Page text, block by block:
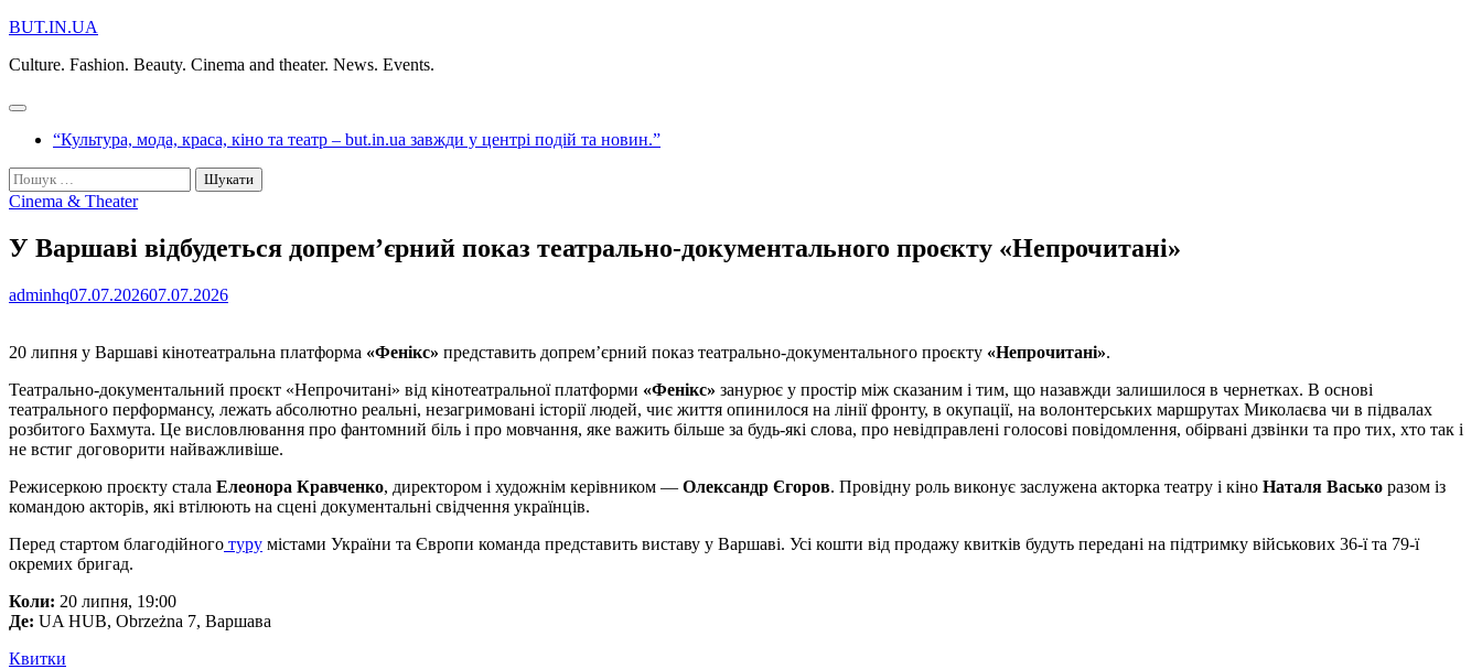
Перейти
вмісту
BUT.IN.UA
Culture. Fashion. Beauty. Cinema and theater. News. Events.
“Культура, мода, краса, кіно та театр – but.in.ua завжди у центрі подій та новин.”
Пошук:
Cinema & Theater
У Варшаві відбудеться допрем’єрний показ театрально-документального проєкту «Непрочитані»
adminhq07.07.202607.07.2026
20 липня у Варшаві кінотеатральна платформа «Фенікс» представить допрем’єрний показ театрально-документального проєкту «Непрочитані».
Театрально-документальний проєкт «Непрочитані» від кінотеатральної платформи «Фенікс» занурює у простір між сказаним і тим, що назавжди залишилося в чернетках. В основі
театрального перформансу, лежать абсолютно реальні, незагримовані історії людей, чиє життя опинилося на лінії фронту, в окупації, на волонтерських маршрутах Миколаєва чи в підвалах
розбитого Бахмута. Це висловлювання про фантомний біль і про мовчання, яке важить більше за будь-які слова, про невідправлені голосові повідомлення, обірвані дзвінки та про тих, хто так і
не встиг договорити найважливіше.
Режисеркою проєкту стала Елеонора Кравченко, директором і художнім керівником — Олександр Єгоров. Провідну роль виконує заслужена акторка театру і кіно Наталя Васько разом із
командою акторів, які втілюють на сцені документальні свідчення українців.
Перед стартом благодійного туру містами України та Європи команда представить виставу у Варшаві. Усі кошти від продажу квитків будуть передані на підтримку військових 36-ї та 79-ї
окремих бригад.
Коли: 20 липня, 19:00
Де: UA HUB, Obrzeżna 7, Варшава
Квитки